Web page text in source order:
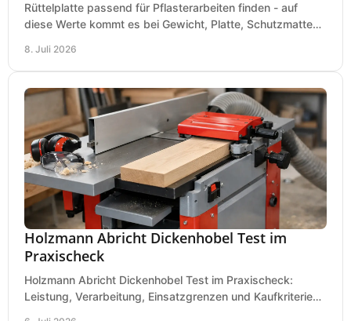
Rüttelplatte passend für Pflasterarbeiten finden - auf
diese Werte kommt es bei Gewicht, Platte, Schutzmatte
8. Juli 2026
Holzmann Abricht Dickenhobel Test im
Praxischeck
Holzmann Abricht Dickenhobel Test im Praxischeck:
Leistung, Verarbeitung, Einsatzgrenzen und Kaufkriterien